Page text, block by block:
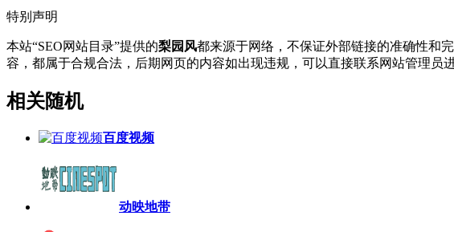
特别声明
本站“SEO网站目录”提供的梨园风都来源于网络，不保证外部链接的准确性和
容，都属于合规合法，后期网页的内容如出现违规，可以直接联系网站管理
相关随机
百度视频
动映地带